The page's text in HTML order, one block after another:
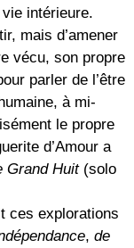
intérieure.
mais d’amener
vécu, son propre
parler de l’être
à mi-
le propre
d’Amour a
Grand Huit(solo
ces explorations
, de